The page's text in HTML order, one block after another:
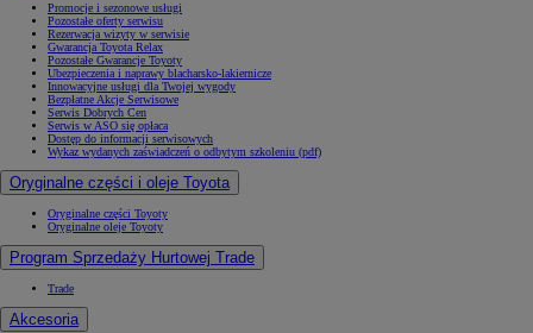
Promocje i sezonowe usługi
Pozostałe oferty serwisu
Rezerwacja wizyty w serwisie
Gwarancja Toyota Relax
Pozostałe Gwarancje Toyoty
Ubezpieczenia i naprawy blacharsko-lakiernicze
Innowacyjne usługi dla Twojej wygody
Bezpłatne Akcje Serwisowe
Serwis Dobrych Cen
Serwis w ASO się opłaca
Dostęp do informacji serwisowych
Wykaz wydanych zaświadczeń o odbytym szkoleniu (pdf)
Oryginalne części i oleje Toyota
Oryginalne części Toyoty
Oryginalne oleje Toyoty
Program Sprzedaży Hurtowej Trade
Trade
Akcesoria